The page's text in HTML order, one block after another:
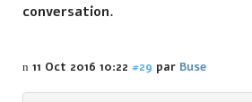
conversation.
11 Oct 2016 10:22 #29 par Buse